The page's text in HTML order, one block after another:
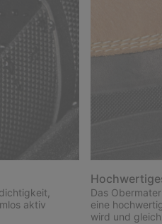
aktiv
Das
eine
wird und